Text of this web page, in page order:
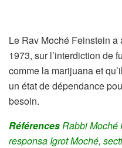
Le Rav Moché Feinstein
1973, sur l’interdiction de
comme la marijuana et
un état de dépendance
besoin.
RéférencesRabbi Moché
responsaIgrot Moché,